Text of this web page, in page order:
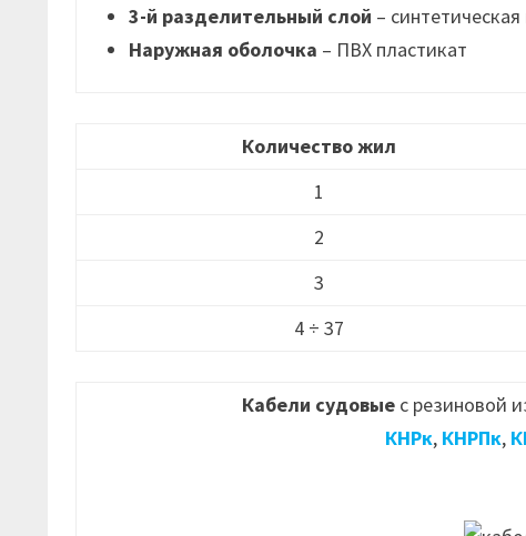
3-й разделительный слой –
Наружная оболочка – ПВХ пластикат
Количество жил
1
2
3
4 ÷ 37
Кабели судовыес резиновой
КНРк, КНРПк,